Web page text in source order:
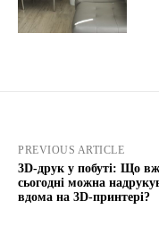
PREVIOUS ARTICLE
3D-друк у побуті: Що
сьогодні можна
вдома на 3D-принтері?